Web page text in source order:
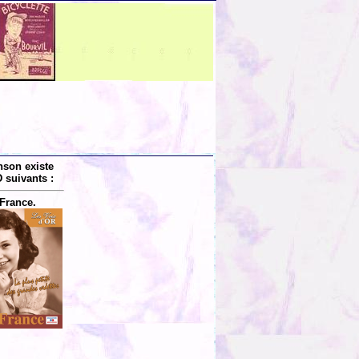
existe
suivants :